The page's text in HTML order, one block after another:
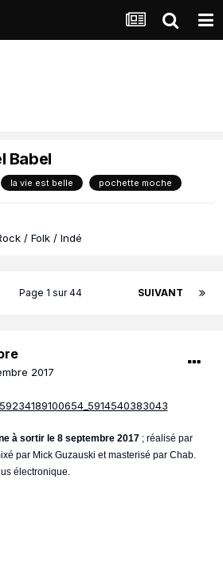
Babel
la vie est belle pochette moche
/ Folk / Indé
SUIVANT
Page 1 sur 44
2017
à sortir le 8 septembre 2017 ; réalisé par
par Mick Guzauski et masterisé par Chab.
électronique.